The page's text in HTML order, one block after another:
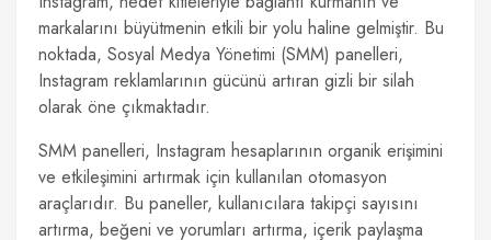
markalarını büyütmenin etkili bir yolu haline gelmiştir. Bu
noktada, Sosyal Medya Yönetimi (SMM) panelleri,
Instagram reklamlarının gücünü artıran gizli bir silah
olarak öne çıkmaktadır.
SMM panelleri, Instagram hesaplarının organik erişimini
ve etkileşimini artırmak için kullanılan otomasyon
araçlarıdır. Bu paneller, kullanıcılara takipçi sayısını
artırma, beğeni ve yorumları artırma, içerik paylaşma